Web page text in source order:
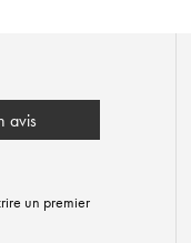
avis
un premier